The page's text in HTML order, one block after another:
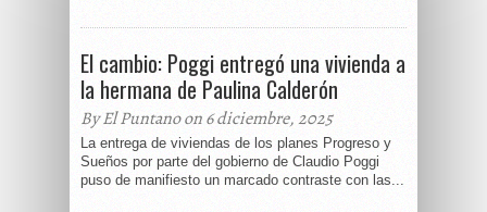
El cambio: Poggi entregó una vivienda a
la hermana de Paulina Calderón
By El Puntano on 6 diciembre, 2025
La entrega de viviendas de los planes Progreso y
Sueños por parte del gobierno de Claudio Poggi
puso de manifiesto un marcado contraste con las...